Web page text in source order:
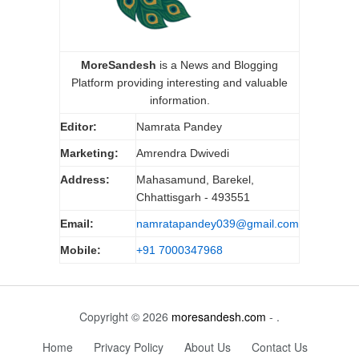
MoreSandesh is a News and Blogging
Platform providing interesting and valuable
information.
Editor: Namrata Pandey
Marketing: Amrendra Dwivedi
Address:
Mahasamund, Barekel,
Chhattisgarh - 493551
Email: namratapandey039@gmail.com
Mobile: +91 7000347968
Copyright © 2026 moresandesh.com - .
Home
Privacy Policy About Us
Contact Us